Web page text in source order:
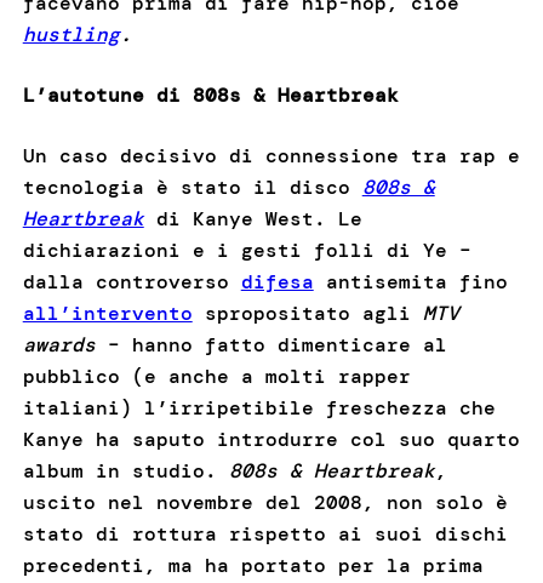
hustling.
L’autotune di 808s & Heartbreak
Un caso decisivo di connessione tra rap e
tecnologia è stato il disco 808s &
Heartbreakdi Kanye West. Le
dichiarazioni e i gesti folli di Ye –
dalla controverso difesa antisemita fino
all’intervento spropositato agli MTV
awards– hanno fatto dimenticare al
pubblico (e anche a molti rapper
italiani) l’irripetibile freschezza che
Kanye ha saputo introdurre col suo quarto
album in studio. 808s & Heartbreak,
uscito nel novembre del 2008, non solo è
stato di rottura rispetto ai suoi dischi
precedenti, ma ha portato per la prima